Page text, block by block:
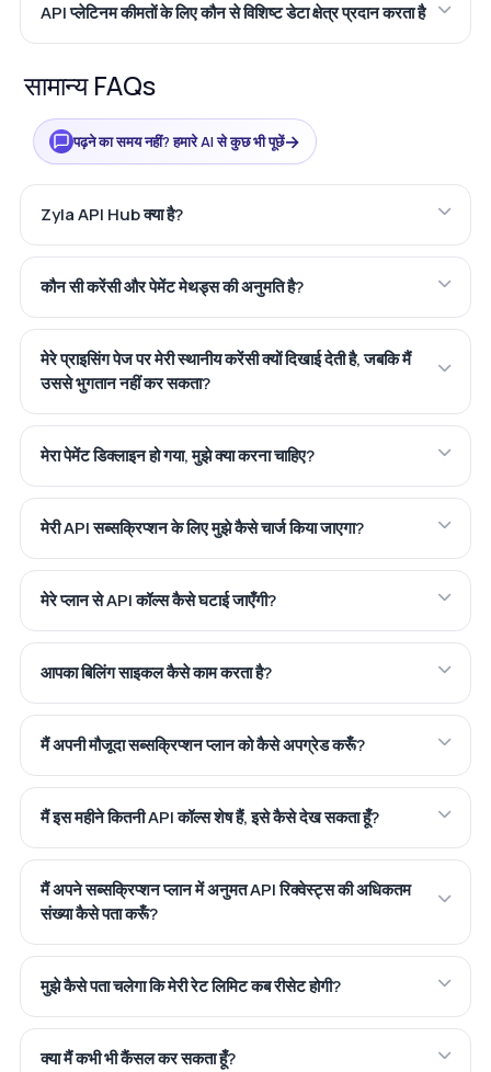
API प्लेटिनम कीमतों के लिए कौन से विशिष्ट डेटा क्षेत्र प्रदान करता है
सामान्य FAQs
पढ़ने का समय नहीं? हमारे AI से कुछ भी पूछें→
Zyla API Hub क्या है?
कौन सी करेंसी और पेमेंट मेथड्स की अनुमति है?
मेरे प्राइसिंग पेज पर मेरी स्थानीय करेंसी क्यों दिखाई देती है, जबकि मैं
उससे भुगतान नहीं कर सकता?
मेरा पेमेंट डिक्लाइन हो गया, मुझे क्या करना चाहिए?
मेरी API सब्सक्रिप्शन के लिए मुझे कैसे चार्ज किया जाएगा?
मेरे प्लान से API कॉल्स कैसे घटाई जाएँगी?
आपका बिलिंग साइकल कैसे काम करता है?
मैं अपनी मौजूदा सब्सक्रिप्शन प्लान को कैसे अपग्रेड करूँ?
मैं इस महीने कितनी API कॉल्स शेष हैं, इसे कैसे देख सकता हूँ?
मैं अपने सब्सक्रिप्शन प्लान में अनुमत API रिक्वेस्ट्स की अधिकतम
संख्या कैसे पता करूँ?
मुझे कैसे पता चलेगा कि मेरी रेट लिमिट कब रीसेट होगी?
क्या मैं कभी भी कैंसल कर सकता हूँ?